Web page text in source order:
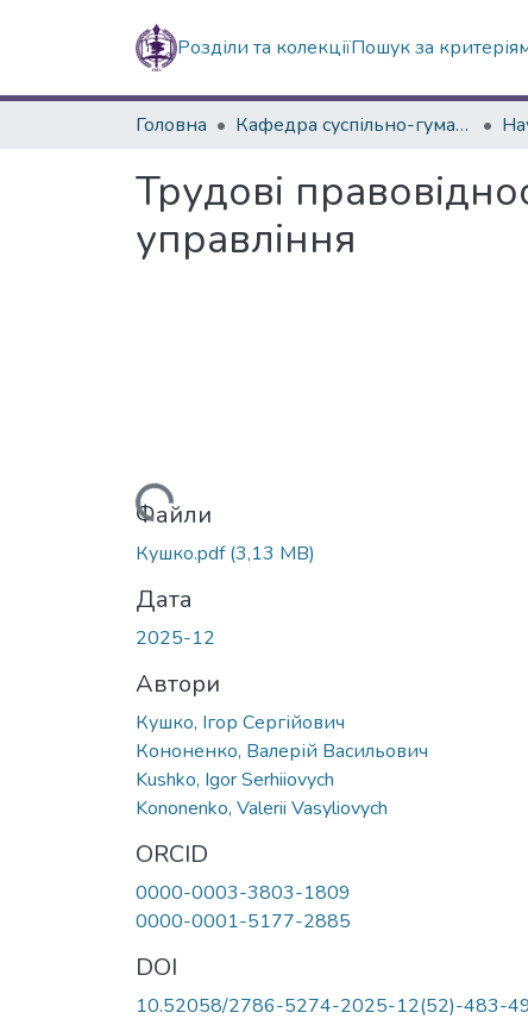
Розділи та колекціїПошук за
Головна Кафедра суспільно-гуманітарних наук
Трудові
управління
Вантажиться...
Файли
Кушко.pdf(3,13 MB)
Дата
2025-12
Автори
Кушко, Ігор Сергійович
Кононенко, Валерій Васильович
Kushko, Igor Serhiiovych
Kononenko, Valerii Vasyliovych
ORCID
0000-0003-3803-1809
0000-0001-5177-2885
DOI
10.52058/2786-5274-2025-12(52)-483-